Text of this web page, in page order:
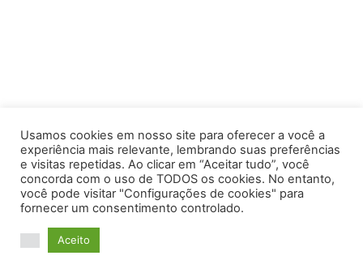
Usamos cookies em nosso site para oferecer a você a
experiência mais relevante, lembrando suas preferências
e visitas repetidas. Ao clicar em “Aceitar tudo”, você
concorda com o uso de TODOS os cookies. No entanto,
você pode visitar "Configurações de cookies" para
fornecer um consentimento controlado.
Aceito